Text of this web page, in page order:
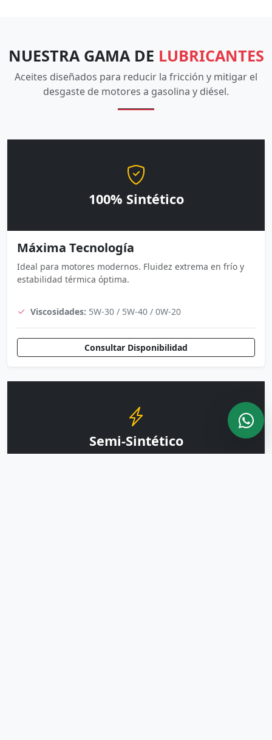
NUESTRA GAMA DE LUBRICANTES
Aceites diseñados para reducir la fricción y mitigar el
desgaste de motores a gasolina y diésel.
100% Sintético
Máxima Tecnología
Ideal para motores modernos. Fluidez extrema en frío y
estabilidad térmica óptima.
Viscosidades: 5W-30 / 5W-40 / 0W-20
Consultar Disponibilidad
Semi-Sintético